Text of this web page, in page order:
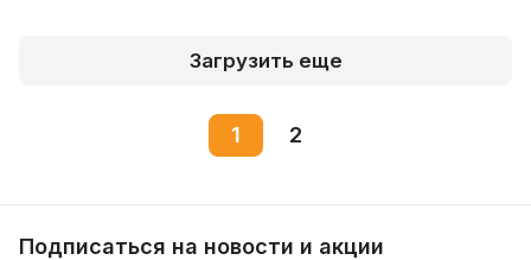
Загрузить еще
1 2
Подписаться на новости и акции